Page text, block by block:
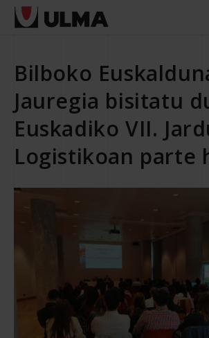
Bilboko
Jauregia bisitatu
Euskadiko VII.
Logistikoan parte